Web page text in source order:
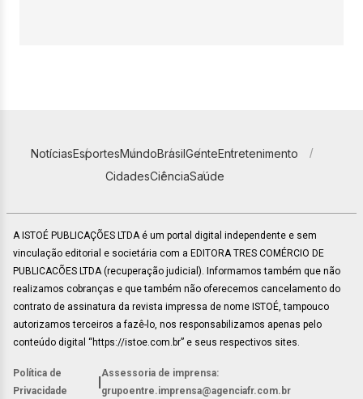
NotíciasEsportesMundoBrasilGenteEntretenimento
CidadesCiênciaSaúde
A ISTOÉ PUBLICAÇÕES LTDA é um portal digital independente e sem
vinculação editorial e societária com a EDITORA TRES COMÉRCIO DE
PUBLICACÕES LTDA (recuperação judicial). Informamos também que não
realizamos cobranças e que também não oferecemos cancelamento do
contrato de assinatura da revista impressa de nome ISTOÉ, tampouco
autorizamos terceiros a fazê-lo, nos responsabilizamos apenas pelo
conteúdo digital “https://istoe.com.br” e seus respectivos sites.
Política de
Privacidade
Assessoria de imprensa:
grupoentre.imprensa@agenciafr.com.br